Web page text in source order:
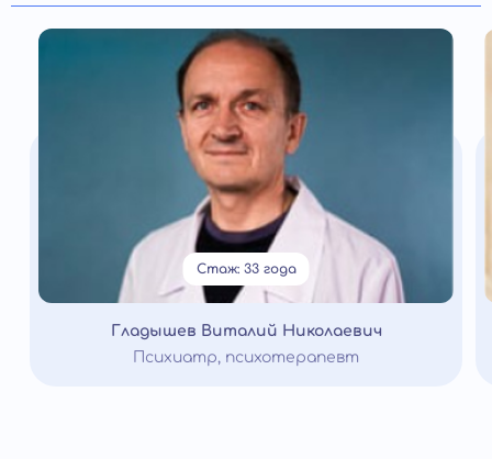
Стаж: 33 года
Гладышев Виталий Николаевич
Психиатр, психотерапевт